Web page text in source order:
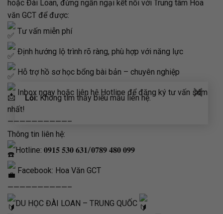
Lỗi:Không tìm thấy biểu mẫu liên hệ. ×
hoặc Đài Loan, đừng ngần ngại kết nối với Trung tâm Hoa
văn GCT để được:
Tư vấn miễn phí
Định hướng lộ trình rõ ràng, phù hợp với năng lực
Hỗ trợ hồ sơ học bổng bài bản – chuyên nghiệp
Inbox ngay hoặc liên hệ Hotline để đăng ký tư vấn sớm
nhất!
——————————–
Thông tin liên hệ:
Hotline: 𝟎𝟗𝟏𝟓 𝟓𝟑𝟎 𝟔𝟑𝟏/𝟎𝟕𝟖𝟗 𝟒𝟖𝟎 𝟎𝟗𝟗
Facebook: Hoa Văn GCT
——————————–
DU HỌC ĐÀI LOAN – TRUNG QUỐC